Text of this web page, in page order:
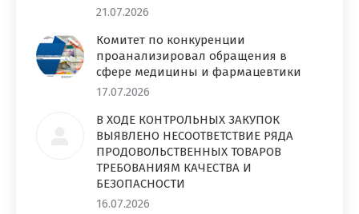
21.07.2026
Комитет по конкуренции
проанализировал обращения в
сфере медицины и фармацевтики
17.07.2026
В ХОДЕ КОНТРОЛЬНЫХ ЗАКУПОК
ВЫЯВЛЕНО НЕСООТВЕТСТВИЕ РЯДА
ПРОДОВОЛЬСТВЕННЫХ ТОВАРОВ
ТРЕБОВАНИЯМ КАЧЕСТВА И
БЕЗОПАСНОСТИ
16.07.2026